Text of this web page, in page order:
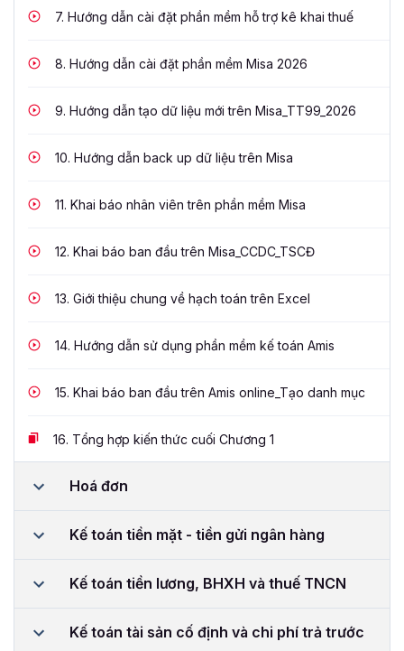
7. Hướng dẫn cài đặt phần mềm hỗ trợ kê khai thuế
8. Hướng dẫn cài đặt phần mềm Misa 2026
9. Hướng dẫn tạo dữ liệu mới trên Misa_TT99_2026
10. Hướng dẫn back up dữ liệu trên Misa
11. Khai báo nhân viên trên phần mềm Misa
12. Khai báo ban đầu trên Misa_CCDC_TSCĐ
13. Giới thiệu chung về hạch toán trên Excel
14. Hướng dẫn sử dụng phần mềm kế toán Amis
15. Khai báo ban đầu trên Amis online_Tạo danh mục
16. Tổng hợp kiến thức cuối Chương 1
Hoá đơn
Kế toán tiền mặt - tiền gửi ngân hàng
Kế toán tiền lương, BHXH và thuế TNCN
Kế toán tài sản cố định và chi phí trả trước